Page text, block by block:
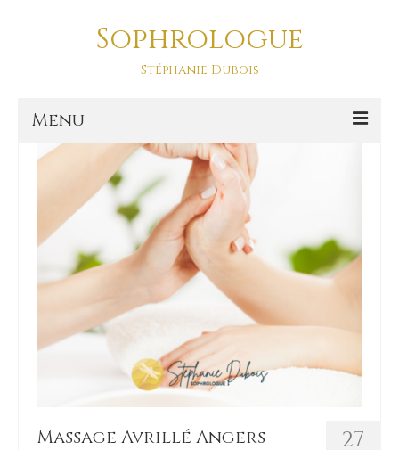
Sophrologue
Stéphanie Dubois
Menu
Prestations
SOPHRO DANSE-ASD
Sophro Balade La Baule
La sophrologie
La sophrologie, c’est quoi ?
27
Massage Avrillé Angers